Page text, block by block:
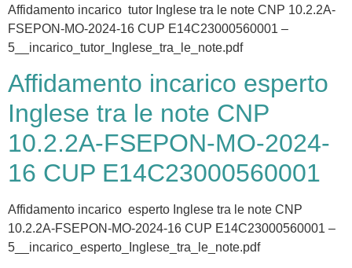
Affidamento incarico tutor Inglese tra le note CNP 10.2.2A-
FSEPON-MO-2024-16 CUP E14C23000560001 –
5__incarico_tutor_Inglese_tra_le_note.pdf
Affidamento incarico esperto
Inglese tra le note CNP
10.2.2A-FSEPON-MO-2024-
16 CUP E14C23000560001
Affidamento incarico esperto Inglese tra le note CNP
10.2.2A-FSEPON-MO-2024-16 CUP E14C23000560001 –
5__incarico_esperto_Inglese_tra_le_note.pdf